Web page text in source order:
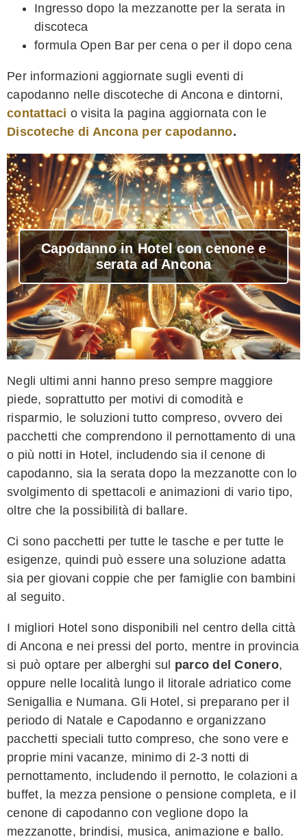
Ingresso dopo la mezzanotte per la serata in
discoteca
formula Open Bar per cena o per il dopo cena
Per informazioni aggiornate sugli eventi di
capodanno nelle discoteche di Ancona e dintorni,
contattaci o visita la pagina aggiornata con le
Discoteche di Ancona per capodanno.
Capodanno in Hotel con cenone e
serata ad Ancona
Negli ultimi anni hanno preso sempre maggiore
piede, soprattutto per motivi di comodità e
risparmio, le soluzioni tutto compreso, ovvero dei
pacchetti che comprendono il pernottamento di una
o più notti in Hotel, includendo sia il cenone di
capodanno, sia la serata dopo la mezzanotte con lo
svolgimento di spettacoli e animazioni di vario tipo,
oltre che la possibilità di ballare.
Ci sono pacchetti per tutte le tasche e per tutte le
esigenze, quindi può essere una soluzione adatta
sia per giovani coppie che per famiglie con bambini
al seguito.
I migliori Hotel sono disponibili nel centro della città
di Ancona e nei pressi del porto, mentre in provincia
si può optare per alberghi sul parco del Conero,
oppure nelle località lungo il litorale adriatico come
Senigallia e Numana. Gli Hotel, si preparano per il
periodo di Natale e Capodanno e organizzano
pacchetti speciali tutto compreso, che sono vere e
proprie mini vacanze, minimo di 2-3 notti di
pernottamento, includendo il pernotto, le colazioni a
buffet, la mezza pensione o pensione completa, e il
cenone di capodanno con veglione dopo la
mezzanotte, brindisi, musica, animazione e ballo.